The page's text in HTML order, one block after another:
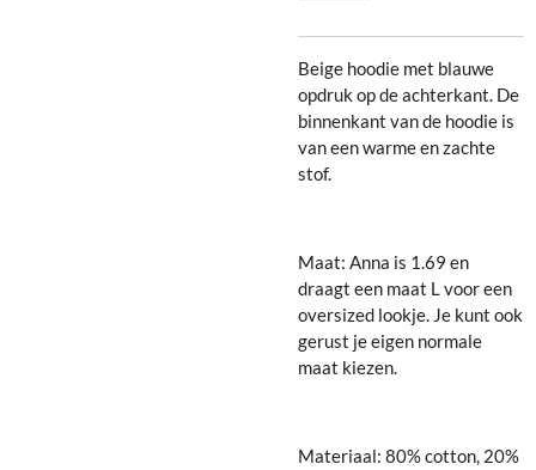
Beige hoodie met blauwe
opdruk op de achterkant. De
binnenkant van de hoodie is
van een warme en zachte
stof.
Maat: Anna is 1.69 en
draagt een maat L voor een
oversized lookje. Je kunt ook
gerust je eigen normale
maat kiezen.
Materiaal: 80% cotton, 20%